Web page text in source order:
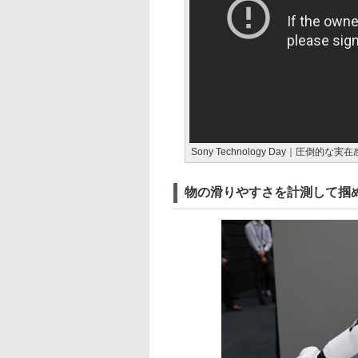
Sony Technology Day｜圧倒的な実在
物の滑りやすさを計測して掴